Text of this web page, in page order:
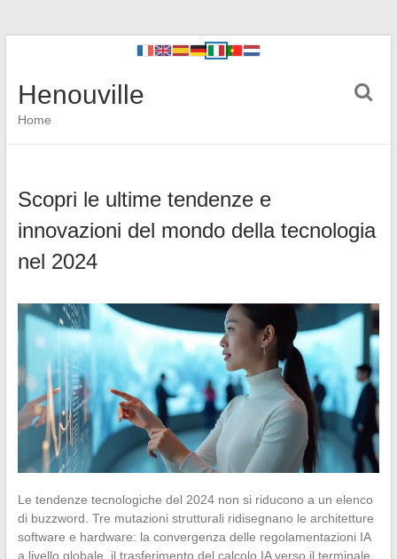
Henouville
Home
Scopri le ultime tendenze e
innovazioni del mondo della tecnologia
nel 2024
Le tendenze tecnologiche del 2024 non si riducono a un elenco
di buzzword. Tre mutazioni strutturali ridisegnano le architetture
software e hardware: la convergenza delle regolamentazioni IA
a livello globale, il trasferimento del calcolo IA verso il terminale,